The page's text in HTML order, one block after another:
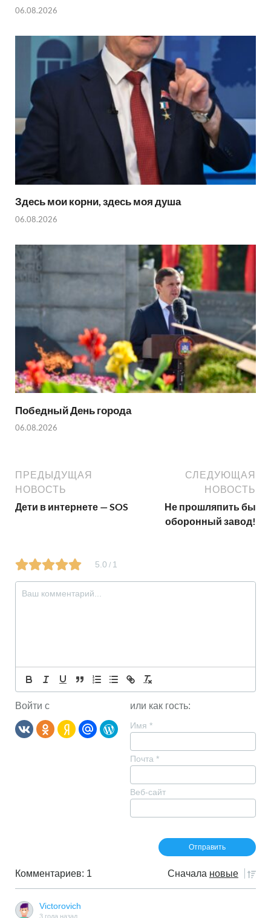
06.08.2026
Здесь мои корни, здесь моя душа
06.08.2026
Победный День города
06.08.2026
ПРЕДЫДУЩАЯ
НОВОСТЬ
Дети в интернете — SOS
СЛЕДУЮЩАЯ
НОВОСТЬ
Не прошляпить бы
оборонный завод!
5.0 / 1
Войти с или как гость:
Имя *
Почта *
Веб-сайт
Комментариев: 1 Сначала новые
Victorovich
3 года назад